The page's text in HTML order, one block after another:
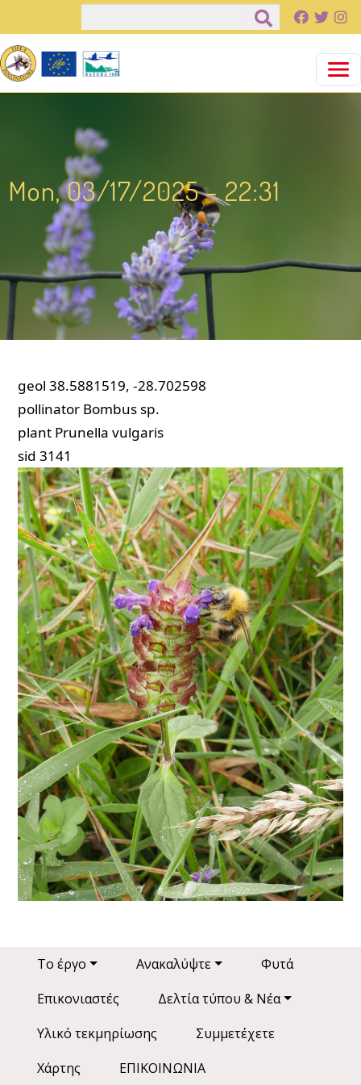
Παράκαμψη προς το κυρίως περιεχόμενο
Mon, 03/17/2025 - 22:31
geol 38.5881519, -28.702598
pollinator Bombus sp.
plant Prunella vulgaris
sid 3141
Main navigation
Το έργο Ανακαλύψτε
Φυτά
Επικονιαστές
Δελτία τύπου & Νέα
Υλικό τεκμηρίωσης
Συμμετέχετε
Χάρτης
ΕΠΙΚΟΙΝΩΝΙΑ